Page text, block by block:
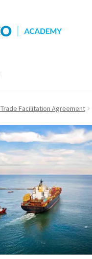
Trade Facilitation Agreement